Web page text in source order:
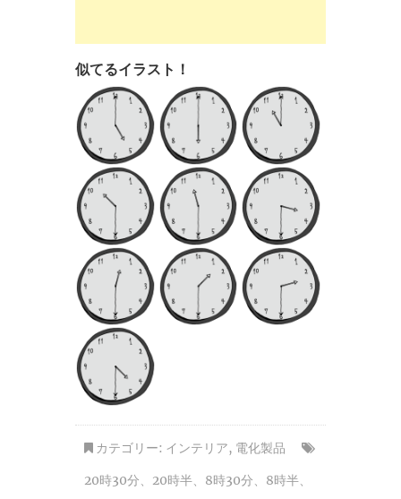
似てるイラスト！
カテゴリー: インテリア, 電化製品
20時30分、 20時半、 8時30分、 8時半、